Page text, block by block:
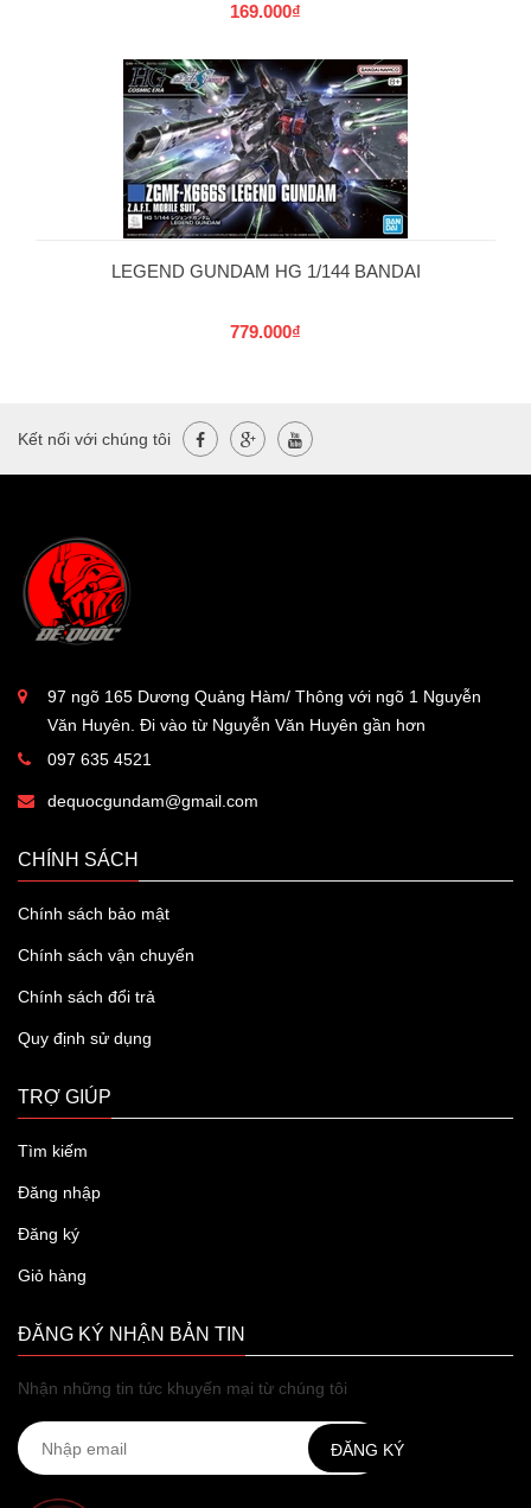
169.000₫
LEGEND GUNDAM HG 1/144 BANDAI
779.000₫
Kết nối với chúng tôi
97 ngõ 165 Dương Quảng Hàm/ Thông với ngõ 1 Nguyễn
Văn Huyên. Đi vào từ Nguyễn Văn Huyên gần hơn
097 635 4521
dequocgundam@gmail.com
CHÍNH SÁCH
Chính sách bảo mật
Chính sách vận chuyển
Chính sách đổi trả
Quy định sử dụng
TRỢ GIÚP
Tìm kiếm
Đăng nhập
Đăng ký
Giỏ hàng
ĐĂNG KÝ NHẬN BẢN TIN
Nhận những tin tức khuyến mại từ chúng tôi
ĐĂNG KÝ